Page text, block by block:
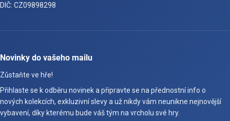
DIČ: CZ09898298
Novinky do vašeho mailu
Zůstaňte ve hře!
Přihlaste se k odběru novinek a připravte se na přednostní info o
nových kolekcích, exkluzivní slevy a už nikdy vám neunikne nejnovější
vybavení, díky kterému bude váš tým na vrcholu své hry.